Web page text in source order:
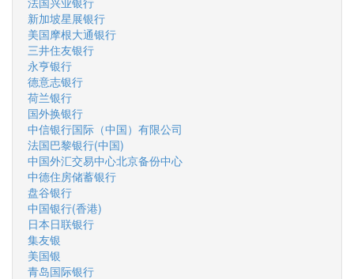
新加坡星展银行
美国摩根大通银行
三井住友银行
永亨银行
德意志银行
荷兰银行
国外换银行
中信银行国际（中国）有限公司
法国巴黎银行(中国)
中国外汇交易中心北京备份中心
中德住房储蓄银行
盘谷银行
中国银行(香港)
日本日联银行
集友银
美国银
青岛国际银行